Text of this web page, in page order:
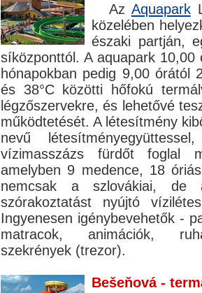
Az Aquapark
közelében
északi partján,
síközponttól. A aquapark
hónapokban pedig 9,00 órától
és 38°C közötti hőfokú
légzőszervekre, és lehetővé
működtetését. A létesítmény
nevű
vízimasszázs fürdőt foglal
amelyben 9 medence, 18
nemcsak a szlovákiai, de
szórakoztatást nyújtó
Ingyenesen igénybevehetők -
matracok, animációk,
szekrények (trezor).
Bešeňová -